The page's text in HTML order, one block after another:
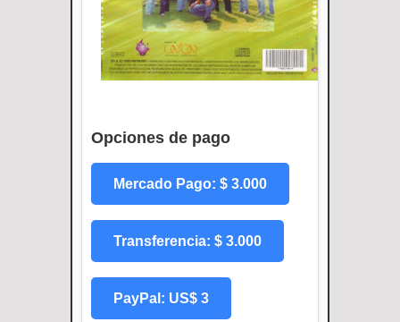
Opciones de pago
Mercado Pago: $ 3.000
Transferencia: $ 3.000
PayPal: US$ 3